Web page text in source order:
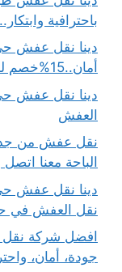
باحترافية وابتكار..خصم35%على
أمان..15%خصم لخدمة الفك والتركيب
العفش
الباحة معنا اتصل
نقل العفش في
جودة، أمان،